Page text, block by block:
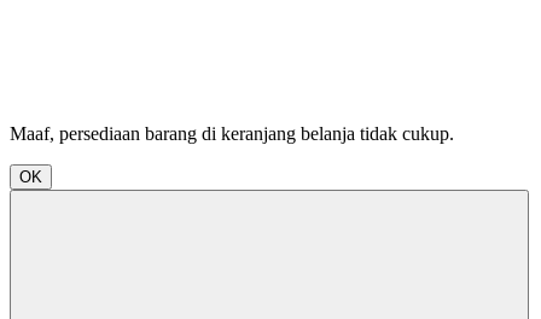
Maaf, persediaan barang di keranjang belanja tidak cukup.
OK